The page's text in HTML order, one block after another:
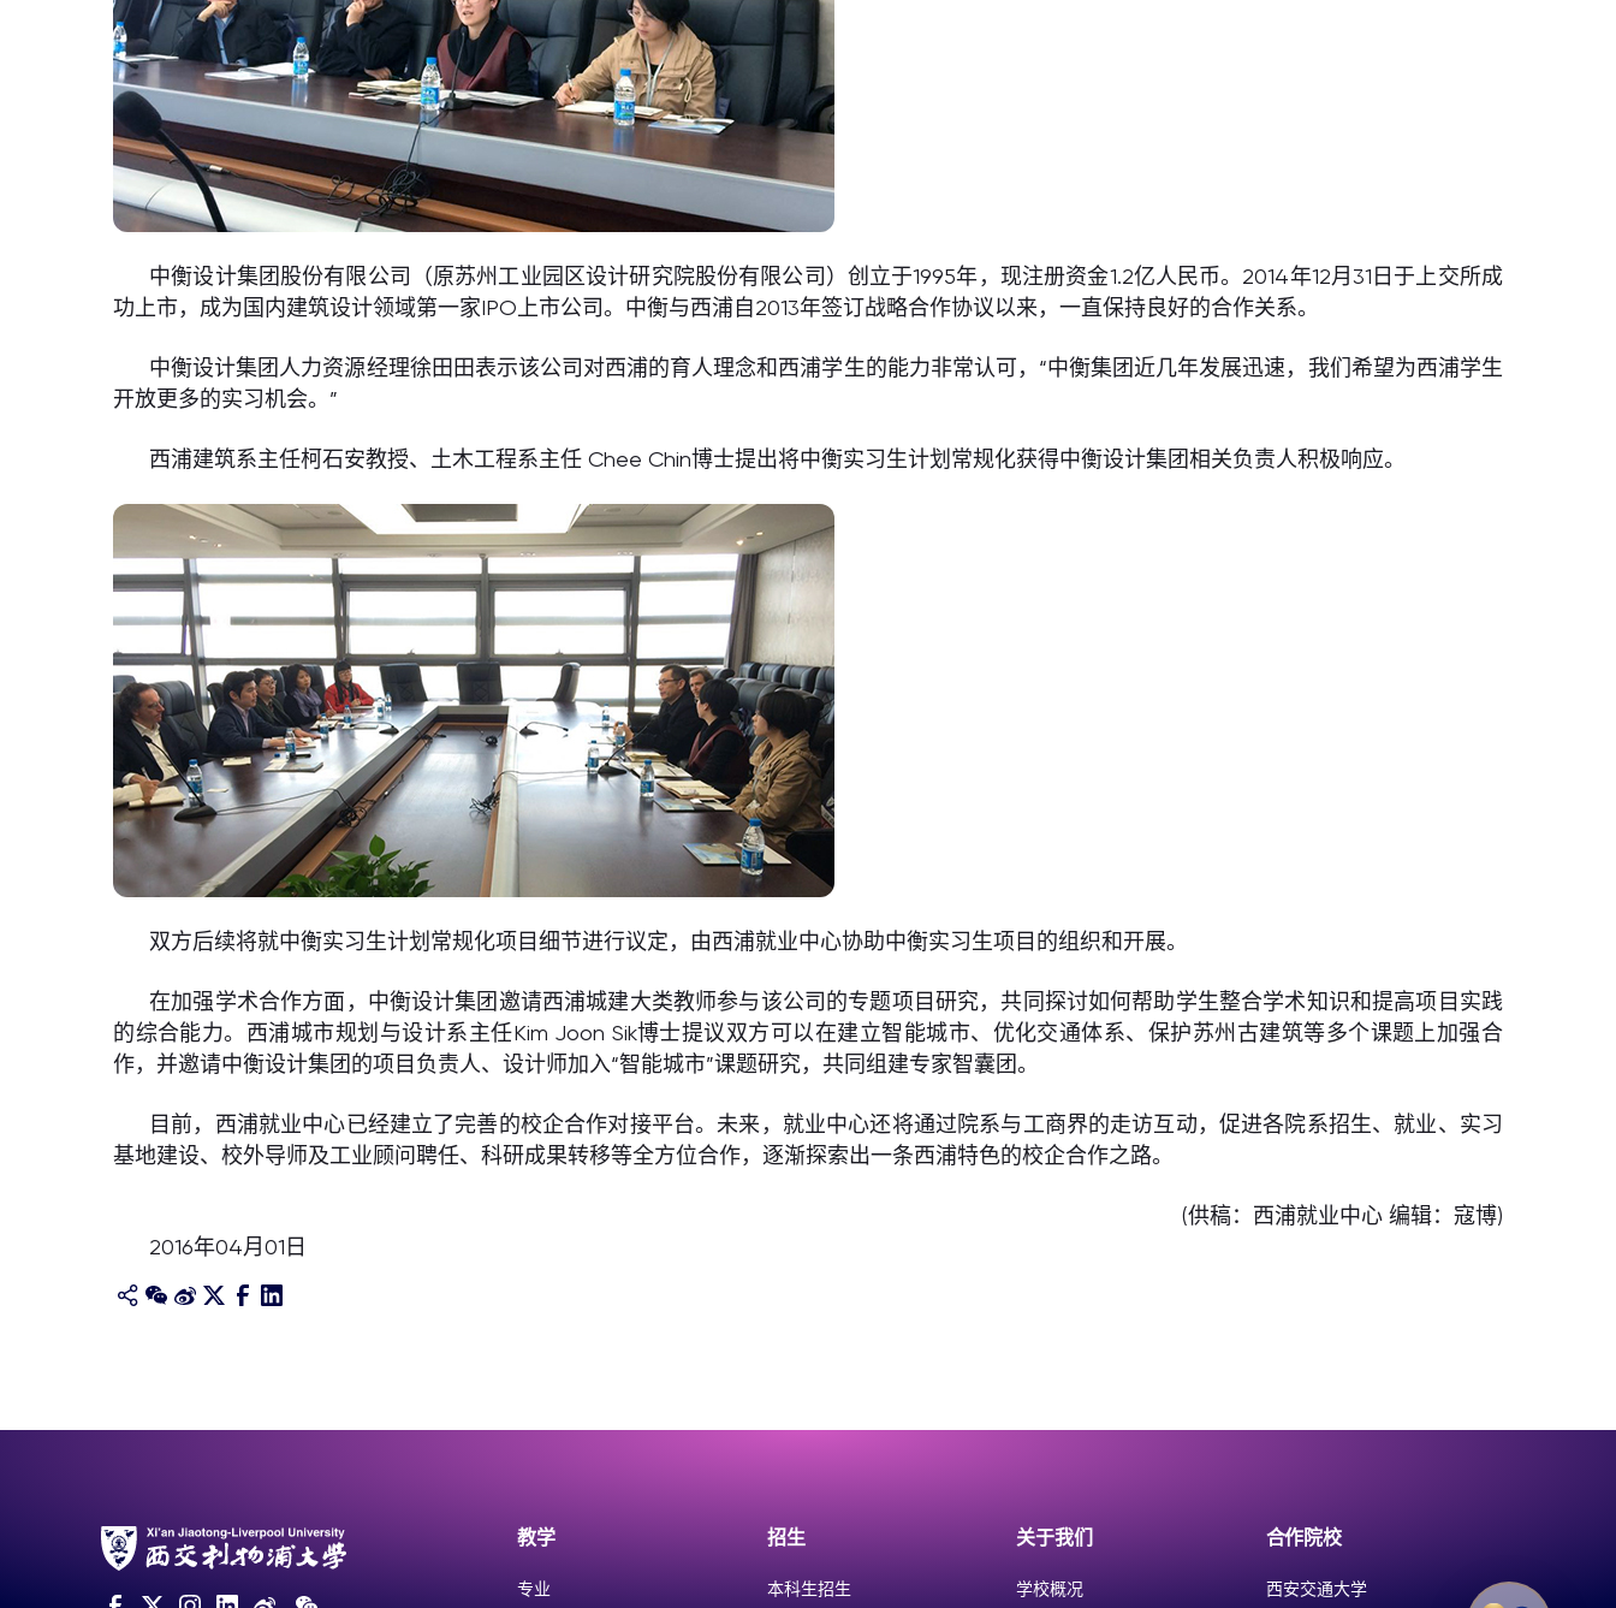
中衡设计集团股份有限公司（原苏州工业园区设计研究院股份有限公司）创立于1995年，现注册资金1.2亿人民币。2014年12月31日于上交所成
功上市，成为国内建筑设计领域第一家IPO上市公司。中衡与西浦自2013年签订战略合作协议以来，一直保持良好的合作关系。
中衡设计集团人力资源经理徐田田表示该公司对西浦的育人理念和西浦学生的能力非常认可，“中衡集团近几年发展迅速，我们希望为西浦学生
开放更多的实习机会。”
西浦建筑系主任柯石安教授、土木工程系主任 Chee Chin博士提出将中衡实习生计划常规化获得中衡设计集团相关负责人积极响应。
双方后续将就中衡实习生计划常规化项目细节进行议定，由西浦就业中心协助中衡实习生项目的组织和开展。
在加强学术合作方面，中衡设计集团邀请西浦城建大类教师参与该公司的专题项目研究，共同探讨如何帮助学生整合学术知识和提高项目实践
的综合能力。西浦城市规划与设计系主任Kim Joon Sik博士提议双方可以在建立智能城市、优化交通体系、保护苏州古建筑等多个课题上加强合
作，并邀请中衡设计集团的项目负责人、设计师加入“智能城市”课题研究，共同组建专家智囊团。
目前，西浦就业中心已经建立了完善的校企合作对接平台。未来，就业中心还将通过院系与工商界的走访互动，促进各院系招生、就业、实习
基地建设、校外导师及工业顾问聘任、科研成果转移等全方位合作，逐渐探索出一条西浦特色的校企合作之路。
(供稿：西浦就业中心 编辑：寇博)
2016年04月01日
教学
专业
招生
本科生招生
关于我们
学校概况
合作院校
西安交通大学